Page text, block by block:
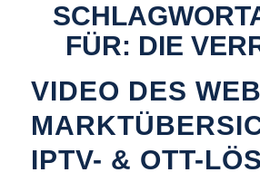
FÜR: DIE
VIDEO DES
IPTV- & OTT-